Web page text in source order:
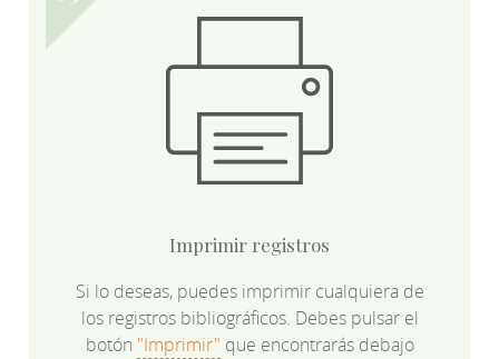
Imprimir registros
Si lo deseas, puedes imprimir cualquiera de
los registros bibliográficos. Debes pulsar el
botón "Imprimir" que encontrarás debajo